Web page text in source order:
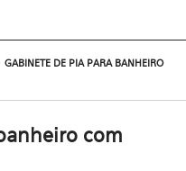
GABINETE DE PIA PARA BANHEIRO
com